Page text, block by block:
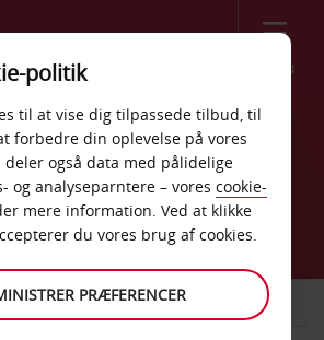
Menu
Beach
St Pete Beach
VAREVOGN
politik
til at vise dig tilpassede tilbud, til
forbedre din oplevelse på vores
deler også data med pålidelige
og analyseparntere – vores cookie-
mere information. Ved at klikke
du vores brug af cookies.
PRÆFERENCER